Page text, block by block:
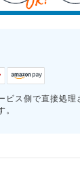
ビス側で直接処
。